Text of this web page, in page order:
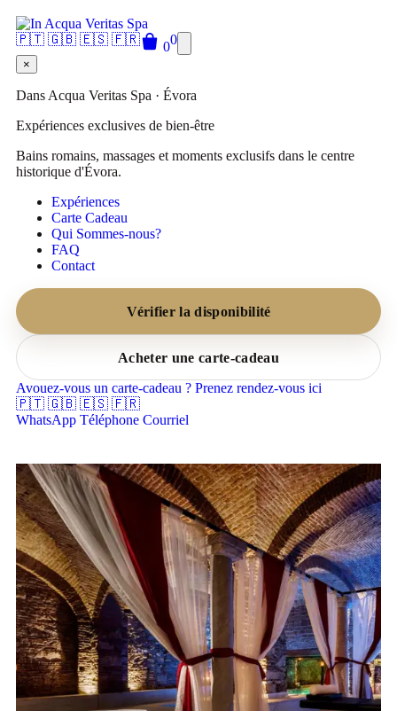
🇵🇹 🇬🇧 🇪🇸 🇫🇷 00
×
Dans Acqua Veritas Spa · Évora
Expériences exclusives de bien-être
Bains romains, massages et moments exclusifs dans le centre
historique d'Évora.
Expériences
Carte Cadeau
Qui Sommes-nous?
FAQ
Contact
Vérifier la disponibilité
Acheter une carte-cadeau
Avouez-vous un carte-cadeau ? Prenez rendez-vous ici
🇵🇹 🇬🇧 🇪🇸 🇫🇷
WhatsApp Téléphone Courriel